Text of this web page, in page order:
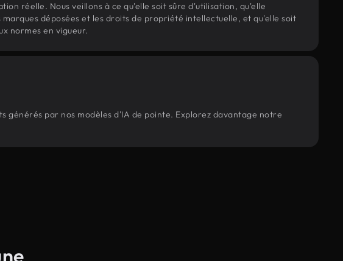
réelle. Nous veillons à ce qu'elle soit sûre d'utilisation, qu'elle
marques déposées et les droits de propriété intellectuelle, et qu'elle soit
normes en vigueur.
générés par nos modèles d'IA de pointe. Explorez davantage notre